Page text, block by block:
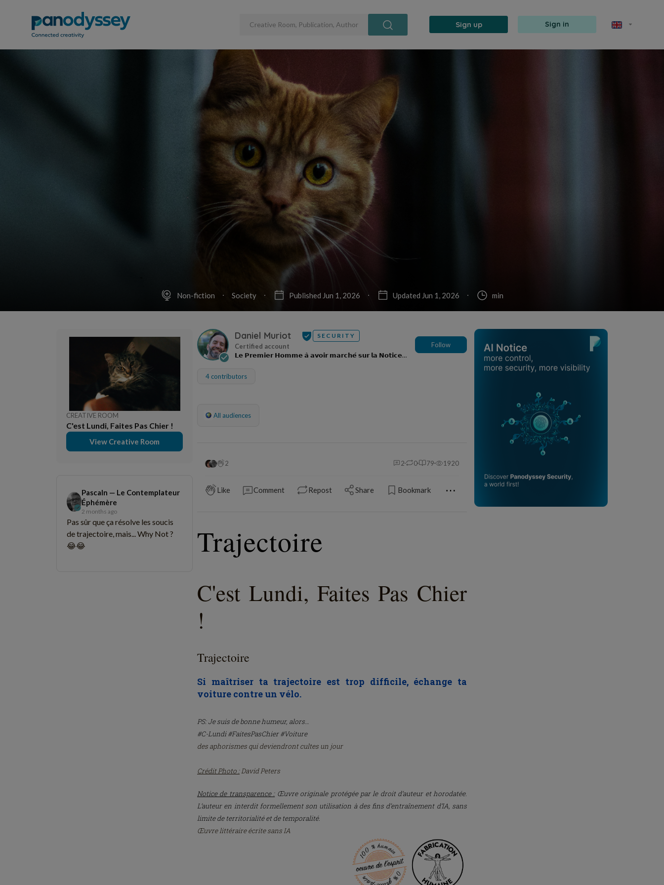
Sign up Sign in
Non-fiction Society Published Jun 1, 2026 Updated Jun 1, 2026 min
CREATIVE ROOM
C'est Lundi, Faites Pas Chier !
View Creative Room
Pascaln — Le Contemplateur
Éphémère
2 months ago
Pas sûr que ça résolve les soucis
de trajectoire, mais... Why Not ?
😂😂
Daniel Muriot SECURITY
𝗟𝗲 𝗣𝗿𝗲𝗺𝗶𝗲𝗿 𝗛𝗼𝗺𝗺𝗲 𝗮̀ 𝗮𝘃𝗼𝗶𝗿 𝗺𝗮𝗿𝗰𝗵𝗲́ 𝘀𝘂𝗿 𝗹𝗮 𝗡𝗼𝘁𝗶𝗰𝗲
Follow
4 contributors
All audiences
2 2 0 79 1920
Like Comment Repost Share Bookmark ⋯
Trajectoire
C'est Lundi, Faites Pas Chier
!
Trajectoire
Si maîtriser ta trajectoire est trop difficile, échange ta
voiture contre un vélo.
PS: Je suis de bonne humeur, alors…
#C-Lundi #FaitesPasChier #Voiture
des aphorismes qui deviendront cultes un jour
Crédit Photo :David Peters
Notice de transparence :Œuvre originale protégée par le droit d’auteur et horodatée.
L’auteur en interdit formellement son utilisation à des fins d’entraînement d’IA, sans
limite de territorialité et de temporalité.
Œuvre littéraire écrite sans IA